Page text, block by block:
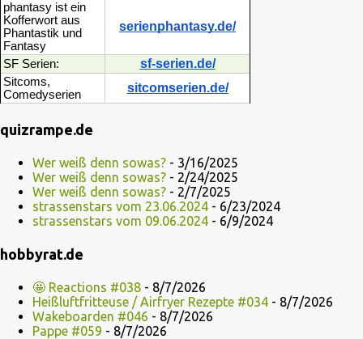
phantasy ist ein
Kofferwort aus
Phantastik und
Fantasy
serienphantasy.de/
SF Serien: sf-serien.de/
Sitcoms,
Comedyserien
sitcomserien.de/
quizrampe.de
Wer weiß denn sowas? - 3/16/2025
Wer weiß denn sowas? - 2/24/2025
Wer weiß denn sowas? - 2/7/2025
strassenstars vom 23.06.2024 - 6/23/2024
strassenstars vom 09.06.2024 - 6/9/2024
hobbyrat.de
🤩 Reactions #038 - 8/7/2026
Heißluftfritteuse / Airfryer Rezepte #034 - 8/7/2026
Wakeboarden #046 - 8/7/2026
Pappe #059 - 8/7/2026